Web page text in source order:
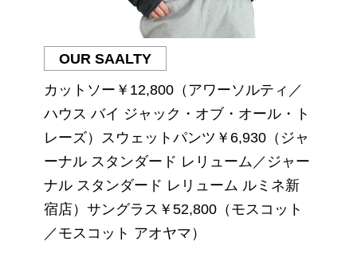
OUR SAALTY
カットソー￥12,800（アワーソルティ／
ハウス バイ ジャック・オブ・オール・ト
レーズ）スウェットパンツ￥6,930（ジャ
ーナル スタンダード レリューム／ジャー
ナル スタンダード レリューム ルミネ新
宿店）サングラス￥52,800（モスコット
／モスコット アオヤマ）